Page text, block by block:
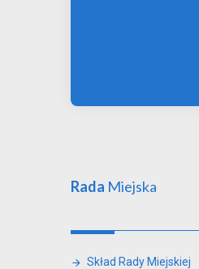
Rada Miejska
Skład Rady Miejskiej